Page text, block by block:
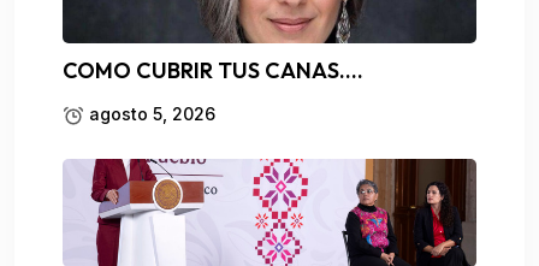
COMO CUBRIR TUS CANAS….
agosto 5, 2026